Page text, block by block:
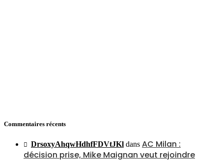
Commentaires récents
DrsoxyAhqwHdhfFDVtJKl dans AC Milan :
décision prise, Mike Maignan veut rejoindre